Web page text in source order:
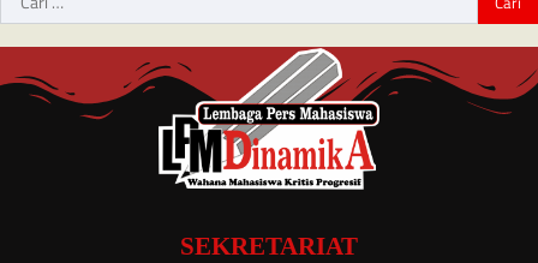
SEKRETARIAT